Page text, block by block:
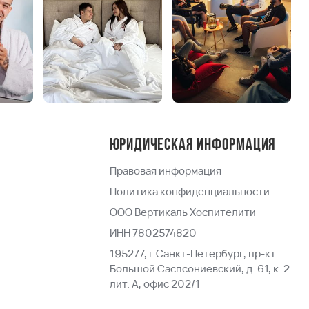
Юридическая информация
Правовая информация
Политика конфиденциальности
ООО Вертикаль Хоспителити
ИНН 7802574820
195277, г.Санкт-Петербург, пр-кт
Большой Саспсониевский, д. 61, к. 2
лит. А, офис 202/1